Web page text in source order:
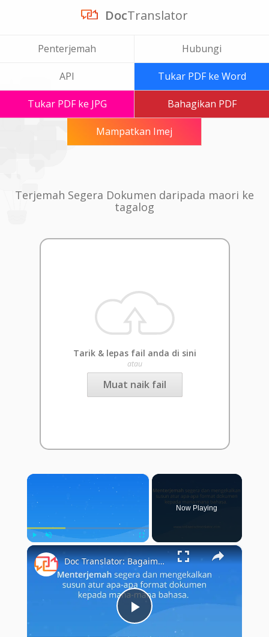
DocTranslator
Penterjemah Hubungi
API Tukar PDF ke Word
Tukar PDF ke JPG Bahagikan PDF
Mampatkan Imej
Terjemah Segera Dokumen daripada maori ke
tagalog
Tarik & lepas fail anda di sini
atau
Muat naik fail
×
Play Unmute Fullscreen
Now Playing
×
Play
Doc Translator: Bagaimana saya menggunakan penterjemah dokumen?